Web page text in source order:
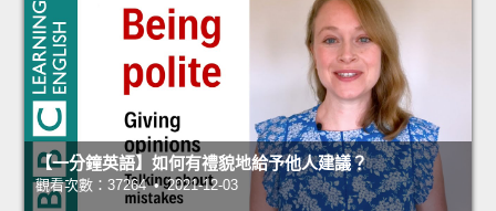
【一分鐘英語】如何有禮貌地給予他人建議？
觀看次數：37264 • 2021-12-03